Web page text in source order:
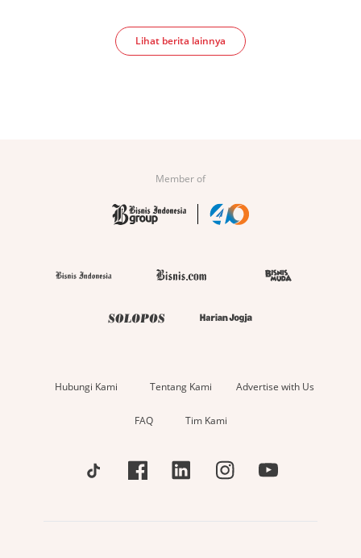
Lihat berita lainnya
Member of
Hubungi Kami Tentang Kami Advertise with Us
FAQ Tim Kami